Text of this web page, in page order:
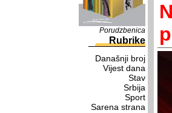
Porudzbenica
Rubrike
Današnji broj
Vijest dana
Stav
Srbija
Sport
Sarena strana